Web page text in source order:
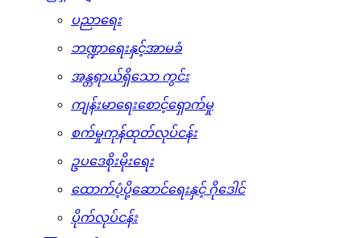
ပညာရေး
ဘဏ္ဍာရေးနှင့်အာမခံ
အန္တရာယ်ရှိသော ကွင်း
ကျန်းမာရေးစောင့်ရှောက်မှု
စက်မှုကုန်ထုတ်လုပ်ငန်း
ဥပဒေစိုးမိုးရေး
ထောက်ပံ့ပို့ဆောင်ရေးနှင့် ဂိုဒေါင်
ပိုက်လုပ်ငန်း